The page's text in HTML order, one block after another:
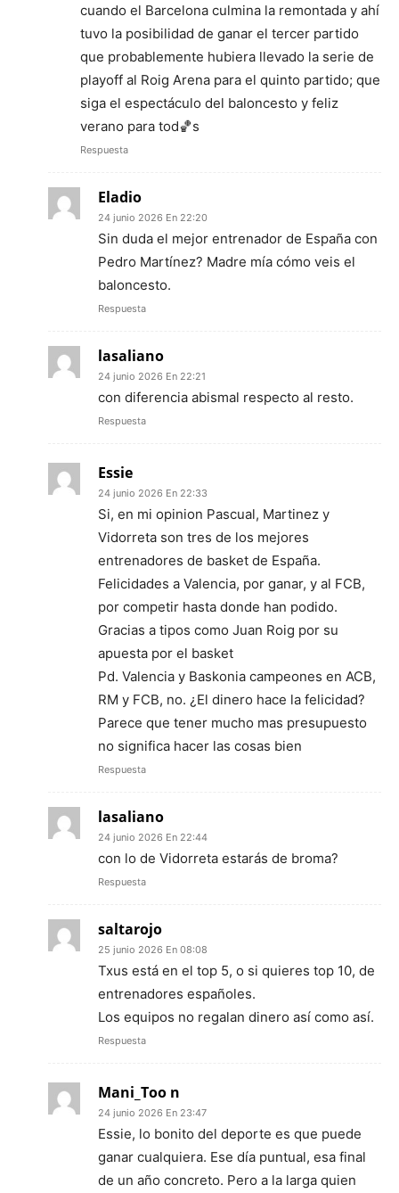
cuando el Barcelona culmina la remontada y ahí
tuvo la posibilidad de ganar el tercer partido
que probablemente hubiera llevado la serie de
playoff al Roig Arena para el quinto partido; que
siga el espectáculo del baloncesto y feliz
verano para tod🏀s
Respuesta
Eladio
24 junio 2026 En 22:20
Sin duda el mejor entrenador de España con
Pedro Martínez? Madre mía cómo veis el
baloncesto.
Respuesta
lasaliano
24 junio 2026 En 22:21
con diferencia abismal respecto al resto.
Respuesta
Essie
24 junio 2026 En 22:33
Si, en mi opinion Pascual, Martinez y
Vidorreta son tres de los mejores
entrenadores de basket de España.
Felicidades a Valencia, por ganar, y al FCB,
por competir hasta donde han podido.
Gracias a tipos como Juan Roig por su
apuesta por el basket
Pd. Valencia y Baskonia campeones en ACB,
RM y FCB, no. ¿El dinero hace la felicidad?
Parece que tener mucho mas presupuesto
no significa hacer las cosas bien
Respuesta
lasaliano
24 junio 2026 En 22:44
con lo de Vidorreta estarás de broma?
Respuesta
saltarojo
25 junio 2026 En 08:08
Txus está en el top 5, o si quieres top 10, de
entrenadores españoles.
Los equipos no regalan dinero así como así.
Respuesta
Mani_Too n
24 junio 2026 En 23:47
Essie, lo bonito del deporte es que puede
ganar cualquiera. Ese día puntual, esa final
de un año concreto. Pero a la larga quien